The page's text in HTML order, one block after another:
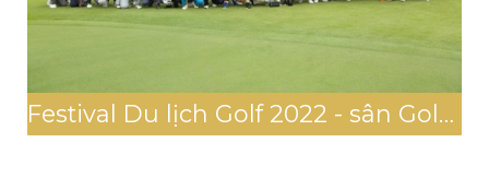
Festival Du lịch Golf 2022 - sân Golf Thanh Lanh